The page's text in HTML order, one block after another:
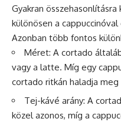
Gyakran
különösen a cappuccinóval
Azonban több fontos
Méret: A cortado
vagy a latte. Míg egy
cortado ritkán haladja meg
Tej-kávé arány: A
közel azonos, míg a